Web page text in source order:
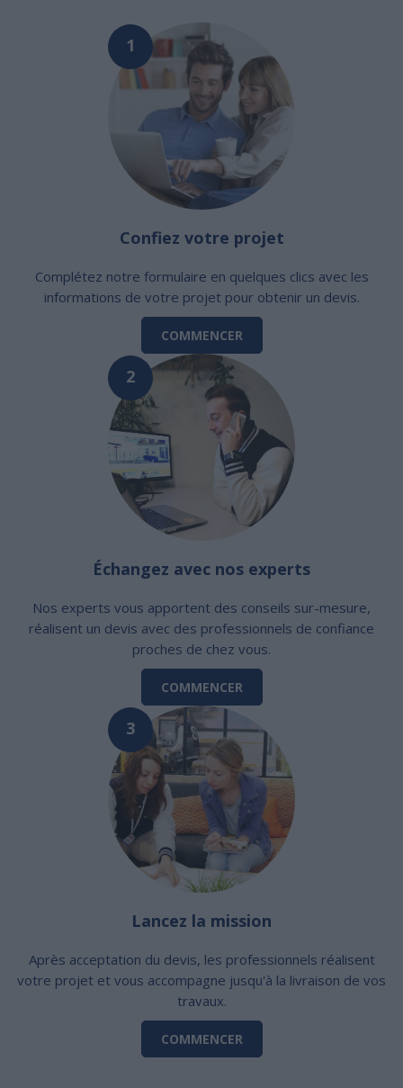
1
Confiez votre projet
Complétez notre formulaire en quelques clics avec les
informations de votre projet pour obtenir un devis.
COMMENCER
2
Échangez avec nos experts
Nos experts vous apportent des conseils sur-mesure,
réalisent un devis avec des professionnels de confiance
proches de chez vous.
COMMENCER
3
Lancez la mission
Après acceptation du devis, les professionnels réalisent
votre projet et vous accompagne jusqu'à la livraison de vos
travaux.
COMMENCER